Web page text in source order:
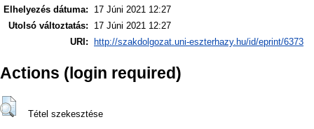
Elhelyezés dátuma:
17 Júni 2021 12:27
Utolsó változtatás:
17 Júni 2021 12:27
URI:
http://szakdolgozat.uni-eszterhazy.hu/id/eprint/6373
Actions (login required)
Tétel szekesztése